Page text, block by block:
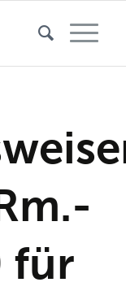
für